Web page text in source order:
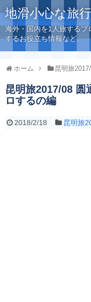
地滑小心な旅
海外・国内を1人旅する
するお役立ち情報など。
ホーム 昆明旅
昆明旅2017/08 圆通寺と翠湖公園近辺をウロウ
ロするの編
2018/2/18 昆明旅